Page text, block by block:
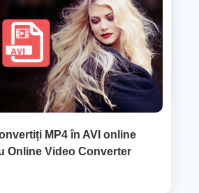
MP4 în AVI online
Online Video Converter